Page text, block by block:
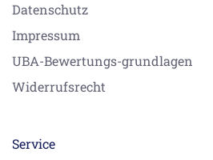
Datenschutz
Impressum
UBA-Bewertungs-grundlagen
Widerrufsrecht
Service